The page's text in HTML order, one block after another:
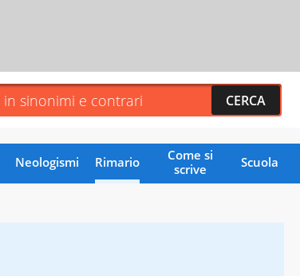
Neologismi Rimario
Come si
scrive
Scuola